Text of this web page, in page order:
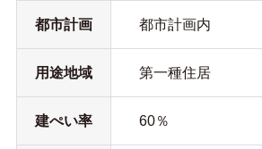
都市計画 都市計画内
用途地域 第一種住居
建ぺい率 60％